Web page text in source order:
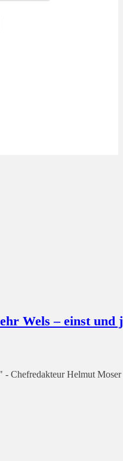
Wels – einst und
- Chefredakteur Helmut